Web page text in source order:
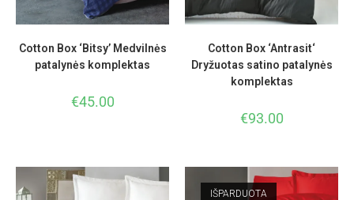
Cotton Box ‘Bitsy’ Medvilnės
patalynės komplektas
€45.00
Cotton Box ‘Antrasit‘
Dryžuotas satino patalynės
komplektas
€93.00
IŠPARDUOTA